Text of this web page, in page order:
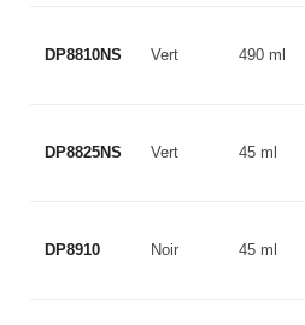
DP8810NS Vert 490 ml
DP8825NS Vert 45 ml
DP8910 Noir 45 ml